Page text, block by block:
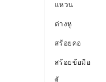
แหวน
ต่างหู
สร้อยคอ
สร้อยข้อมือ